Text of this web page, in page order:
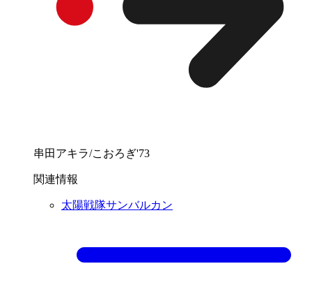
串田アキラ/こおろぎ'73
関連情報
太陽戦隊サンバルカン